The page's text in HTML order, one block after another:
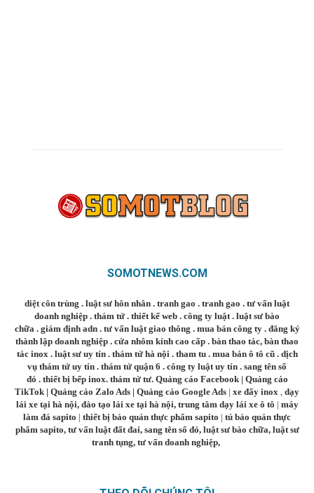
SOMOTNEWS.COM
diệt côn trùng . luật sư hôn nhân . tranh gao . tranh gao . tư vấn luật
doanh nghiệp . thám tử . thiết kế web . công ty luật. luật sư bào
chữa. giám định adn. tư vấn luật giao thông . mua bán công ty. đăng ký
thành lập doanh nghiệp . cửa nhôm kính cao cấp . bàn thao tác, bàn thao
tác inox. luật sư uy tín. thám tử hà nội. tham tu. mua bán ô tô cũ. dịch
vụ thám tử uy tín . thám tử quận 6 . công ty luật uy tín . sang tên sổ
đỏ . thiết bị bếp inox. thám tử tư. Quảng cáo Facebook| Quảng cáo
TikTok | Quảng cáo Zalo Ads | Quảng cáo Google Ads | xe đẩy inox , dạy
lái xe tại hà nội, đào tạo lái xe tại hà nội, trung tâm dạy lái xe ô tô | máy
làm đá sapito | thiết bị bảo quản thực phẩm sapito | tủ bảo quản thực
phẩm sapito, tư vấn luật đất đai, sang tên sổ đỏ, luật sư bào chữa, luật sư
tranh tụng, tư vấn doanh nghiệp,